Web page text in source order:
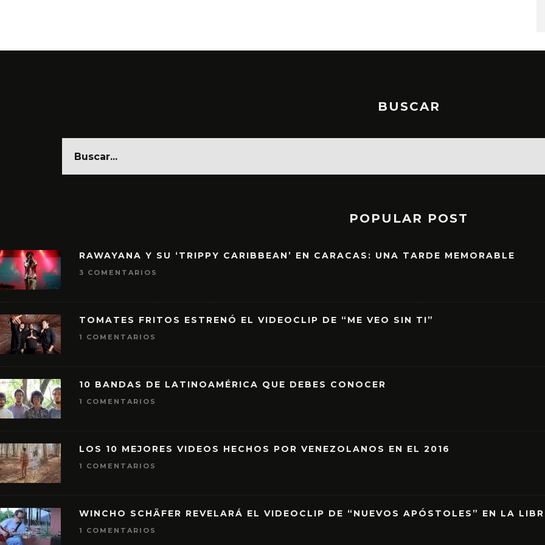
BUSCAR
POPULAR POST
RAWAYANA Y SU ‘TRIPPY CARIBBEAN’ EN CARACAS: UNA TARDE MEMORABLE
3 COMENTARIOS
TOMATES FRITOS ESTRENÓ EL VIDEOCLIP DE “ME VEO SIN TI”
1 COMENTARIOS
10 BANDAS DE LATINOAMÉRICA QUE DEBES CONOCER
1 COMENTARIOS
LOS 10 MEJORES VIDEOS HECHOS POR VENEZOLANOS EN EL 2016
1 COMENTARIOS
WINCHO SCHÄFER REVELARÁ EL VIDEOCLIP DE “NUEVOS APÓSTOLES” EN LA
1 COMENTARIOS